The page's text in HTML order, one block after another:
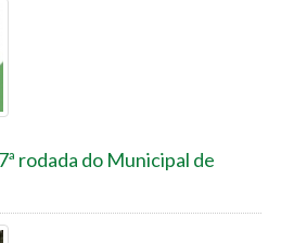
rodada do Municipal de